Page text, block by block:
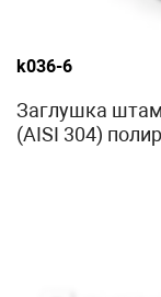
k036-6
Заглушка
(AISI 304)